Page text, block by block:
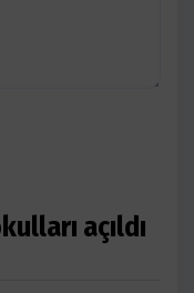
açıldı